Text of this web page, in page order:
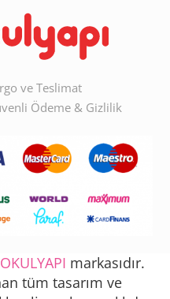
ve Teslimat
Ödeme & Gizlilik
OKULYAPI markasıdır.
tüm tasarım ve